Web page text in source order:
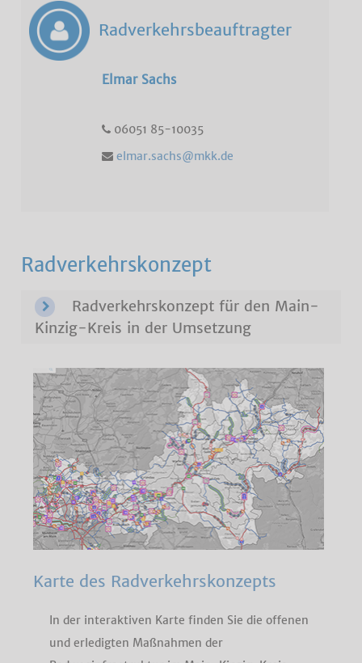
Radverkehrsbeauftragter
Elmar Sachs
06051 85-10035
elmar.sachs@mkk.de
Radverkehrskonzept
Radverkehrskonzept für den Main-
Kinzig-Kreis in der Umsetzung
Karte des Radverkehrskonzepts
In der interaktiven Karte finden Sie die offenen
und erledigten Maßnahmen der